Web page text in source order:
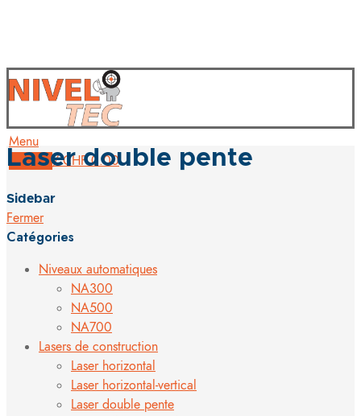
Menu
0items/ CHF0.00
Laser double pente
Sidebar
Fermer
Catégories
Niveaux automatiques
NA300
NA500
NA700
Lasers de construction
Laser horizontal
Laser horizontal-vertical
Laser double pente